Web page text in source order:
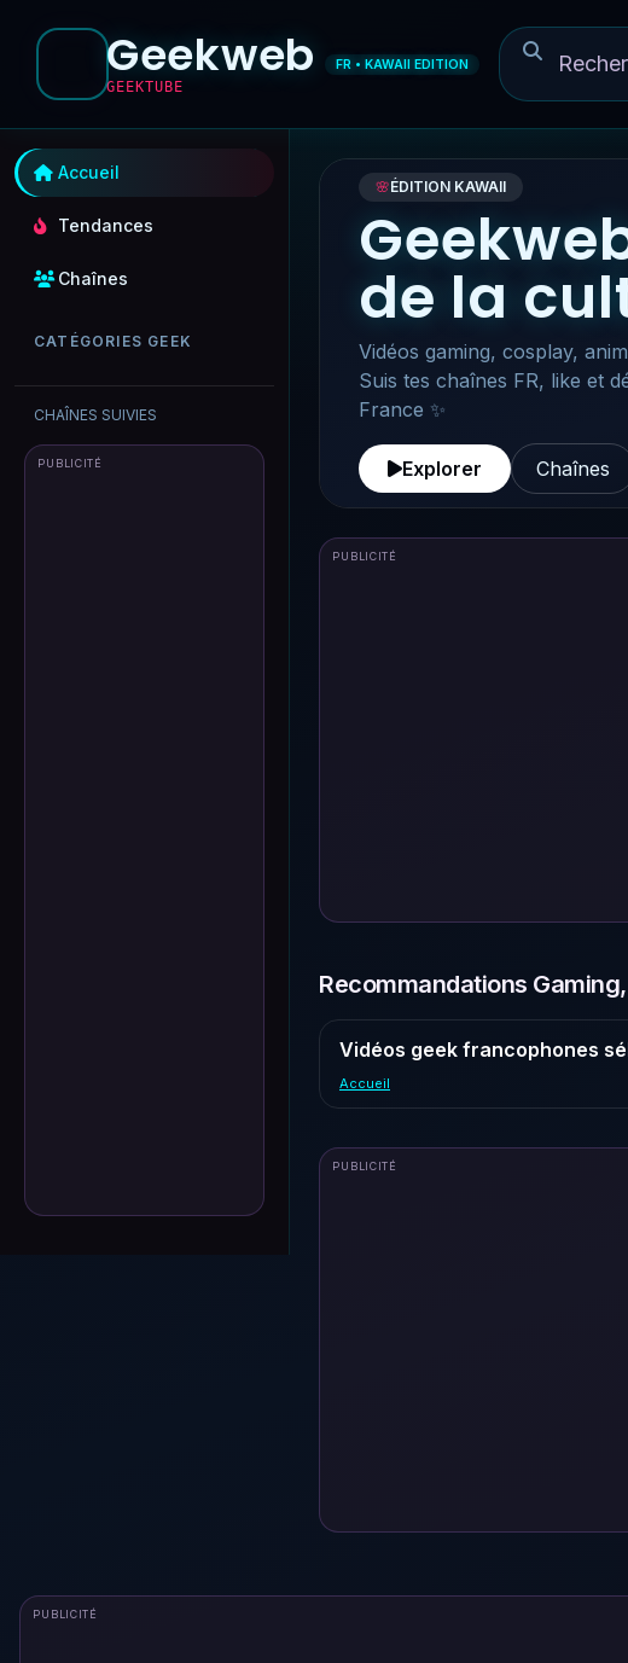
Geekweb
GEEKTUBE
FR • KAWAII EDITION
Accueil
Tendances
Chaînes
CATÉGORIES GEEK
CHAÎNES SUIVIES
PUBLICITÉ
🌸ÉDITION KAWAII
de la
Vidéos gaming, cosplay,
Suis tes chaînes FR, like et
France ✨
Explorer Chaînes
PUBLICITÉ
Recommandations
Vidéos geek francophones
Accueil
PUBLICITÉ
PUBLICITÉ